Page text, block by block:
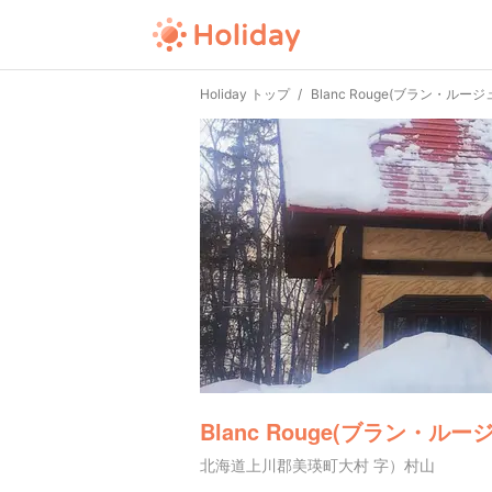
Holiday トップ Blanc Rouge(ブラン・ルージ
Blanc Rouge(ブラン・ルー
北海道上川郡美瑛町大村 字）村山